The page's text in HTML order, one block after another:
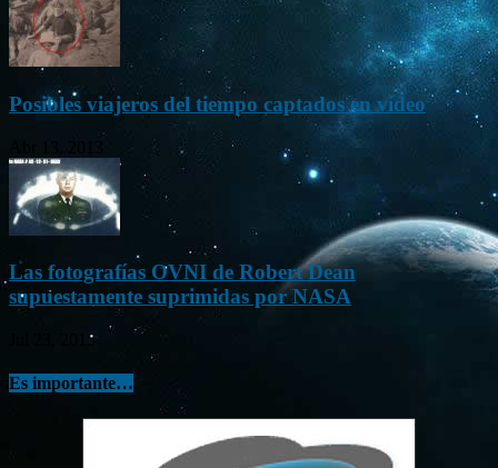
Posibles viajeros del tiempo captados en vídeo
Las fotografías OVNI de Robert Dean
supuestamente suprimidas por NASA
Jul 23, 2015
Es importante…